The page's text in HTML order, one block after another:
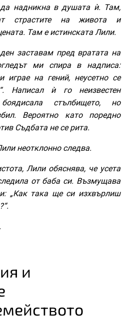
надникна в душата ѝ. Там,
страстите на живота и
Там е истинската Лили.
заставам пред вратата на
ми спира в надписа:
играе на гений, неусетно се
Написал ѝ го неизвестен
стълбището, но
Вероятно като поредно
Съдбата не се рита.
неотклонно следва.
Лили обяснява, че усета
от баба си. Възмущава
„Как така ще си изхвърлиш
и